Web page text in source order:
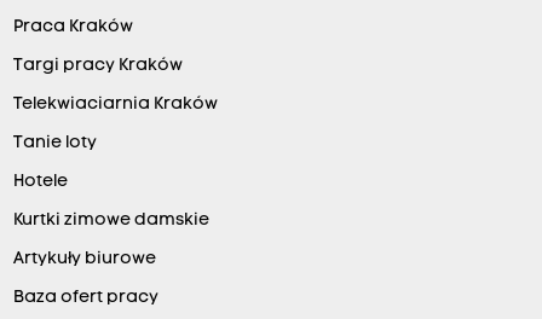
Praca Kraków
Targi pracy Kraków
Telekwiaciarnia Kraków
Tanie loty
Hotele
Kurtki zimowe damskie
Artykuły biurowe
Baza ofert pracy